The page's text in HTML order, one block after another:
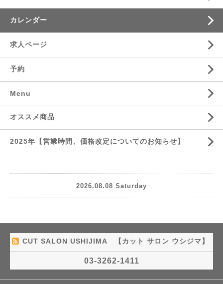
カレンダー
求人ページ
予約
Menu
オススメ商品
2025年【営業時間、価格改定についてのお知らせ】
2026.08.08 Saturday
CUT SALON USHIJIMA 【カット サロン ウシジマ】
03-3262-1411